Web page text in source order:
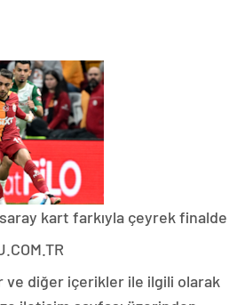
kart farkıyla çeyrek finalde
ve diğer içerikler ile ilgili olarak